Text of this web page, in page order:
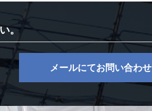
。
メールにてお問い合わせ